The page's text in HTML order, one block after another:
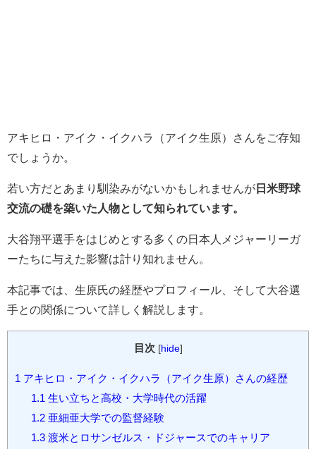
アキヒロ・アイク・イクハラ（アイク生原）さんをご存知
でしょうか。
若い方だとあまり馴染みがないかもしれませんが日米野球
交流の礎を築いた人物として知られています。
大谷翔平選手をはじめとする多くの日本人メジャーリーガ
ーたちに与えた影響は計り知れません。
本記事では、生原氏の経歴やプロフィール、そして大谷選
手との関係について詳しく解説します。
目次 [hide]
1 アキヒロ・アイク・イクハラ（アイク生原）さんの経歴
1.1 生い立ちと高校・大学時代の活躍
1.2亜細亜大学での監督経験
1.3渡米とロサンゼルス・ドジャースでのキャリア